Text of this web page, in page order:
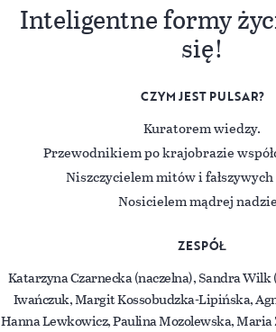
Inteligentne formy
się!
CZYM JEST PULSAR?
Kuratorem wiedzy.
Przewodnikiem po krajobrazie
Niszczycielem mitów i
Nosicielem mądrej
ZESPÓŁ
Katarzyna Czarnecka (naczelna), Sandra
Iwańczuk, Margit Kossobudzka-Lipińska,
Hanna Lewkowicz, Paulina Mozolewska,